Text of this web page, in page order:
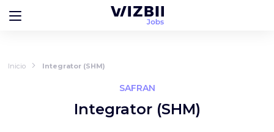
Inicio Integrator (SHM)
SAFRAN
Integrator (SHM)